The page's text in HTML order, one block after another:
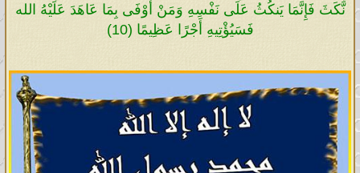
نَّكَثَ فَإِنَّمَا يَنكُثُ عَلَى نَفْسِهِ وَمَنْ أَوْفَى بِمَا عَاهَدَ عَلَيْهُ الله
فَسَيُؤْتِيهِ أَجْرًا عَظِيمًا (10)